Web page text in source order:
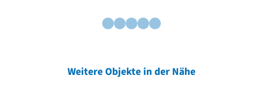
Weitere Objekte in der Nähe